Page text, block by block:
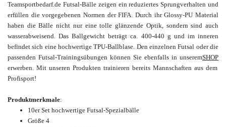
Teamsportbedarf.de Futsal-Bälle zeigen ein reduziertes Sprungverhalten und
erfüllen die vorgegebenen Normen der FIFA. Durch ihr Glossy-PU Material
haben die Bälle nicht nur eine tolle glänzende Optik, sondern sind auch
wasserabweisend. Das Ballgewicht beträgt ca. 400-440 g und im inneren
befindet sich eine hochwertige TPU-Ballblase. Den einzelnen Futsal oder die
passenden Futsal-Trainingsübungen können Sie ebenfalls in unseremSHOP
erwerben. Mit unseren Produkten trainieren bereits Mannschaften aus dem
Profisport!
Produktmerkmale:
10er Set hochwertige Futsal-Spezialbälle
Größe 4